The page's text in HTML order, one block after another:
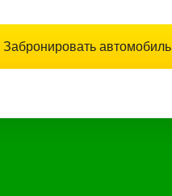
Забронировать автомобиль